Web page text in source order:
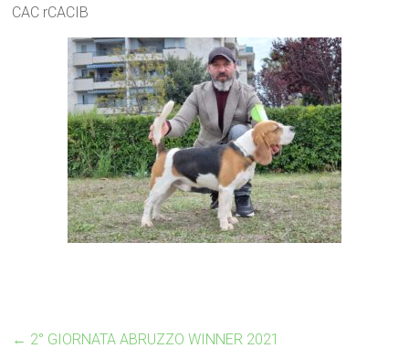
CAC rCACIB
← 2° GIORNATA ABRUZZO WINNER 2021